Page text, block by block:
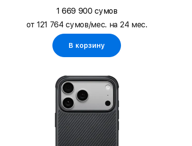
1 669 900 сумов
от 121 764 сумов/мес. на 24 мес.
В корзину